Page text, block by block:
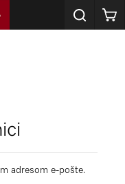
Korpa
adresom e-pošte.